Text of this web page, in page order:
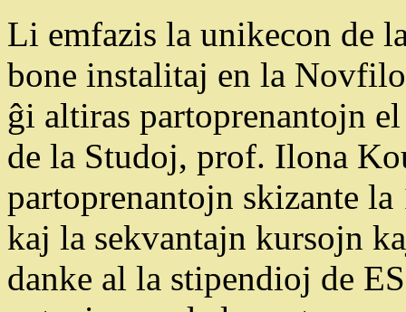
Li emfazis la unikecon de
bone instalitaj en la
ĝi altiras partoprenantojn
de la Studoj, prof. Ilona
partoprenantojn skizante
kaj la sekvantajn kursojn
danke al la stipendioj de